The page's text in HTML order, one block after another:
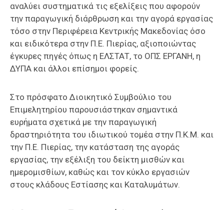
αναλύει συστηματικά τις εξελίξεις που αφορούν
την παραγωγική διάρθρωση και την αγορά εργασίας
τόσο στην Περιφέρεια Κεντρικής Μακεδονίας όσο
και ειδικότερα στην Π.Ε. Πιερίας, αξιοποιώντας
έγκυρες πηγές όπως η ΕΛΣΤΑΤ, το ΟΠΣ ΕΡΓΑΝΗ, η
ΔΥΠΑ και άλλοι επίσημοι φορείς.
Στο πρόσφατο Διοικητικό Συμβούλιο του
Επιμελητηρίου παρουσιάστηκαν σημαντικά
ευρήματα σχετικά με την παραγωγική
δραστηριότητα του ιδιωτικού τομέα στην Π.Κ.Μ. και
την Π.Ε. Πιερίας, την κατάσταση της αγοράς
εργασίας, την εξέλιξη του δείκτη μισθών και
ημερομισθίων, καθώς και τον κύκλο εργασιών
στους κλάδους Εστίασης και Καταλυμάτων.